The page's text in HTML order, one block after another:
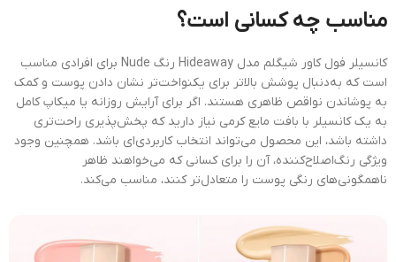
مناسب چه کسانی است؟
کانسیلر فول کاور شیگلم مدل Hideaway رنگ Nude برای افرادی مناسب
است که به‌دنبال پوشش بالاتر برای یکنواخت‌تر نشان دادن پوست و کمک
به پوشاندن نواقص ظاهری هستند. اگر برای آرایش روزانه یا میکاپ کامل
به یک کانسیلر با بافت مایع کرمی نیاز دارید که پخش‌پذیری راحت‌تری
داشته باشد، این محصول می‌تواند انتخاب کاربردی‌ای باشد. همچنین وجود
ویژگی رنگ‌اصلاح‌کننده، آن را برای کسانی که می‌خواهند ظاهر
ناهمگونی‌های رنگی پوست را متعادل‌تر کنند، مناسب می‌کند.